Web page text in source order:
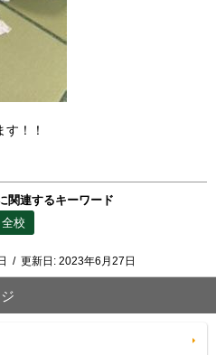
！！
関連するキーワード
全校
/ 更新日: 2023年6月27日